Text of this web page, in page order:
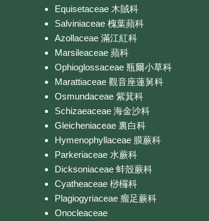
Equisetaceae 木賊科
Salviniaceae 槐葉蘋科
Azollaceae 滿江紅科
Marsileaceae 蘋科
Ophioglossaceae 瓶爾小草科
Marattiaceae 觀音座蓮舅科
Osmundaceae 紫萁科
Schizaeaceae 海金沙科
Gleicheniaceae 裏白科
Hymenophyllaceae 膜蕨科
Parkeriaceae 水蕨科
Dicksoniaceae 蚌殼蕨科
Cyatheaceae 桫欏科
Plagiogyriaceae 瘤足蕨科
Onocleaceae